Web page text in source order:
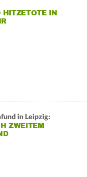
HITZETOTE IN
in Leipzig:
ZWEITEM